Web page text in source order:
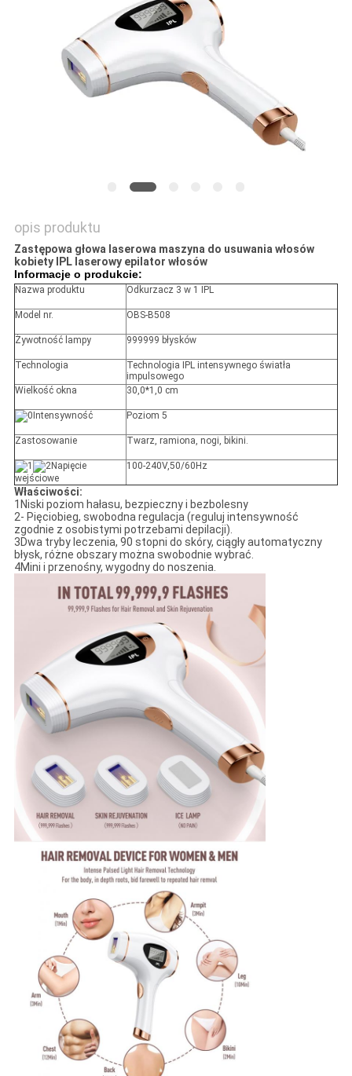
PRIVACY
POLICY
opis produktu
Zastępowa głowa laserowa maszyna do usuwania włosów
kobiety IPL laserowy epilator włosów
Informacje o produkcie:
Nazwa produktu Odkurzacz 3 w 1 IPL
Model nr. OBS-B508
Żywotność lampy 999999 błysków
Technologia
Technologia IPL intensywnego światła
impulsowego
Wielkość okna
30,0*1,0 cm
Intensywność Poziom 5
Zastosowanie Twarz, ramiona, nogi, bikini.
Napięcie
wejściowe
100-240V,50/60Hz
Właściwości:
1Niski poziom hałasu, bezpieczny i bezbolesny
2- Pięciobieg, swobodna regulacja (reguluj intensywność
zgodnie z osobistymi potrzebami depilacji).
3Dwa tryby leczenia, 90 stopni do skóry, ciągły automatyczny
błysk, różne obszary można swobodnie wybrać.
4Mini i przenośny, wygodny do noszenia.